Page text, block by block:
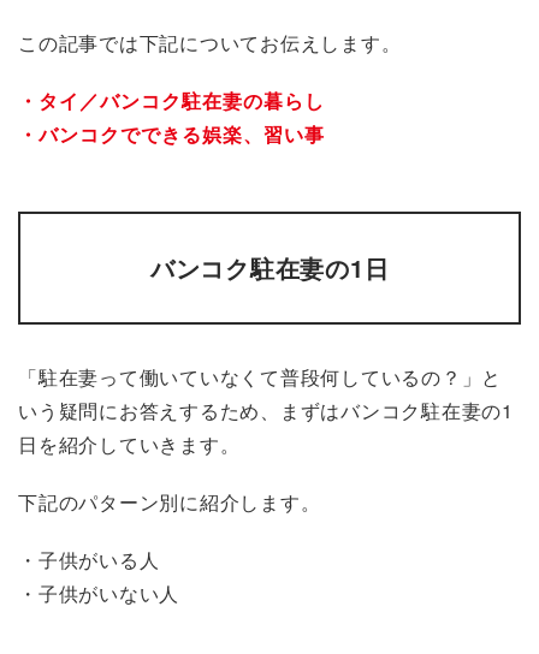
この記事では下記についてお伝えします。
・タイ／バンコク駐在妻の暮らし
・バンコクでできる娯楽、習い事
バンコク駐在妻の1日
「駐在妻って働いていなくて普段何しているの？」と
いう疑問にお答えするため、まずはバンコク駐在妻の1
日を紹介していきます。
下記のパターン別に紹介します。
・子供がいる人
・子供がいない人